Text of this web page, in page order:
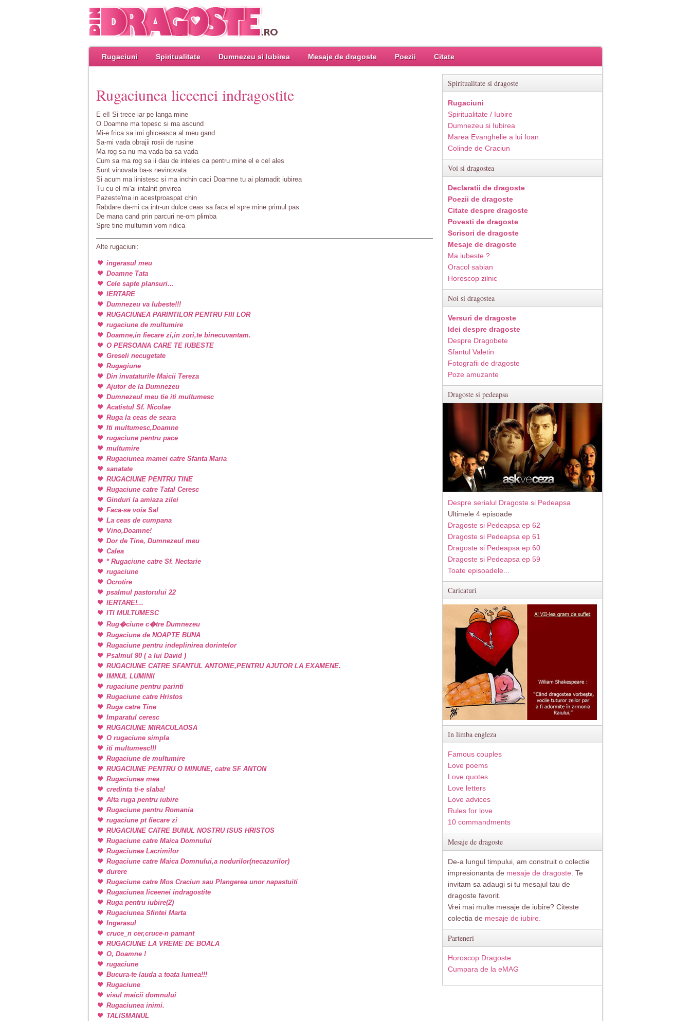
Rugaciuni Spiritualitate Dumnezeu si Iubirea Mesaje de dragoste Poezii Citate
Rugaciunea liceenei indragostite
E el! Si trece iar pe langa mine
O Doamne ma topesc si ma ascund
Mi-e frica sa imi ghiceasca al meu gand
Sa-mi vada obrajii rosii de rusine
Ma rog sa nu ma vada ba sa vada
Cum sa ma rog sa ii dau de inteles ca pentru mine el e cel ales
Sunt vinovata ba-s nevinovata
Si acum ma linistesc si ma inchin caci Doamne tu ai plamadit iubirea
Tu cu el mi'ai intalnit privirea
Pazeste'ma in acestproaspat chin
Rabdare da-mi ca intr-un dulce ceas sa faca el spre mine primul pas
De mana cand prin parcuri ne-om plimba
Spre tine multumiri vom ridica
Alte rugaciuni:
ingerasul meu
Doamne Tata
Cele sapte plansuri...
IERTARE
Dumnezeu va Iubeste!!!
RUGACIUNEA PARINTILOR PENTRU FIII LOR
rugaciune de multumire
Doamne,in fiecare zi,in zori,te binecuvantam.
O PERSOANA CARE TE IUBESTE
Greseli necugetate
Rugagiune
Din invataturile Maicii Tereza
Ajutor de la Dumnezeu
Dumnezeul meu tie iti multumesc
Acatistul Sf. Nicolae
Ruga la ceas de seara
Iti multumesc,Doamne
rugaciune pentru pace
multumire
Rugaciunea mamei catre Sfanta Maria
sanatate
RUGACIUNE PENTRU TINE
Rugaciune catre Tatal Ceresc
Ginduri la amiaza zilei
Faca-se voia Sa!
La ceas de cumpana
Vino,Doamne!
Dor de Tine, Dumnezeul meu
Calea
* Rugaciune catre Sf. Nectarie
rugaciune
Ocrotire
psalmul pastorului 22
IERTARE!...
ITI MULTUMESC
Rug�ciune c�tre Dumnezeu
Rugaciune de NOAPTE BUNA
Rugaciune pentru indeplinirea dorintelor
Psalmul 90 ( a lui David )
RUGACIUNE CATRE SFANTUL ANTONIE,PENTRU AJUTOR LA EXAMENE.
IMNUL LUMINII
rugaciune pentru parinti
Rugaciune catre Hristos
Ruga catre Tine
Imparatul ceresc
RUGACIUNE MIRACULAOSA
O rugaciune simpla
iti multumesc!!!
Rugaciune de multumire
RUGACIUNE PENTRU O MINUNE, catre SF ANTON
Rugaciunea mea
credinta ti-e slaba!
Alta ruga pentru iubire
Rugaciune pentru Romania
rugaciune pt fiecare zi
RUGACIUNE CATRE BUNUL NOSTRU ISUS HRISTOS
Rugaciune catre Maica Domnului
Rugaciunea Lacrimilor
Rugaciune catre Maica Domnului,a nodurilor(necazurilor)
durere
Rugaciune catre Mos Craciun sau Plangerea unor napastuiti
Rugaciunea liceenei indragostite
Ruga pentru iubire(2)
Rugaciunea Sfintei Marta
Ingerasul
cruce_n cer,cruce-n pamant
RUGACIUNE LA VREME DE BOALA
O, Doamne !
rugaciune
Bucura-te lauda a toata lumea!!!
Rugaciune
visul maicii domnului
Rugaciunea inimi.
TALISMANUL
Spiritualitate si dragoste
Rugaciuni
Spiritualitate / Iubire
Dumnezeu si Iubirea
Marea Evanghelie a lui Ioan
Colinde de Craciun
Voi si dragostea
Declaratii de dragoste
Poezii de dragoste
Citate despre dragoste
Povesti de dragoste
Scrisori de dragoste
Mesaje de dragoste
Ma iubeste ?
Oracol sabian
Horoscop zilnic
Noi si dragostea
Versuri de dragoste
Idei despre dragoste
Despre Dragobete
Sfantul Valetin
Fotografii de dragoste
Poze amuzante
Dragoste si pedeapsa
Despre serialul Dragoste si Pedeapsa
Ultimele 4 episoade
Dragoste si Pedeapsa ep 62
Dragoste si Pedeapsa ep 61
Dragoste si Pedeapsa ep 60
Dragoste si Pedeapsa ep 59
Toate episoadele...
Caricaturi
In limba engleza
Famous couples
Love poems
Love quotes
Love letters
Love advices
Rules for love
10 commandments
Mesaje de dragoste
De-a lungul timpului, am construit o colectie
impresionanta de mesaje de dragoste . Te
invitam sa adaugi si tu mesajul tau de
dragoste favorit.
Vrei mai multe mesaje de iubire? Citeste
colectia de mesaje de iubire.
Parteneri
Horoscop Dragoste
Cumpara de la eMAG